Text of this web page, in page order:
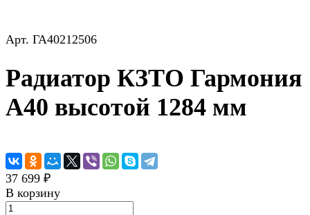
Арт. ГА40212506
Радиатор КЗТО Гармония
А40 высотой 1284 мм
37 699 ₽
В корзину